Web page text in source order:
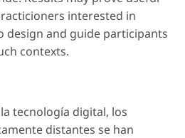
interested in
design and guide participants
contexts.
tecnología digital, los
distantes se han